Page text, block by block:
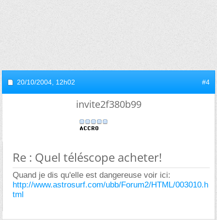
20/10/2004, 12h02 #4
invite2f380b99
Re : Quel téléscope acheter!
Quand je dis qu'elle est dangereuse voir ici:
http://www.astrosurf.com/ubb/Forum2/HTML/003010.h
tml